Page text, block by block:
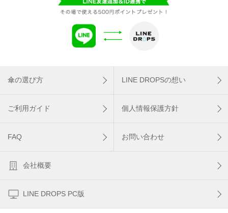
傘の選び方 LINE DROPSの想い
ご利用ガイド 個人情報保護方針
FAQ お問い合わせ
会社概要
LINE DROPS PC版